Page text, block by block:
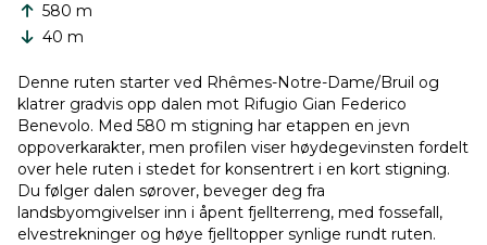
580 m
40 m
Denne ruten starter ved Rhêmes-Notre-Dame/Bruil og
klatrer gradvis opp dalen mot Rifugio Gian Federico
Benevolo. Med 580 m stigning har etappen en jevn
oppoverkarakter, men profilen viser høydegevinsten fordelt
over hele ruten i stedet for konsentrert i en kort stigning.
Du følger dalen sørover, beveger deg fra
landsbyomgivelser inn i åpent fjellterreng, med fossefall,
elvestrekninger og høye fjelltopper synlige rundt ruten.